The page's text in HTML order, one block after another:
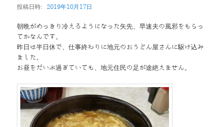
投稿日時: 2019年10月17日
朝晩がめっきり冷えるようになった矢先、早速夫の風邪をもらっ
てかなんです。
昨日は半日休で、仕事終わりに地元のおうどん屋さんに駆け込み
ました。
お昼をだいぶ過ぎていても、地元住民の足が途絶えません。